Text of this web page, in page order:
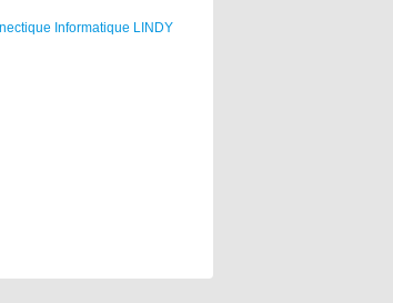
Informatique LINDY